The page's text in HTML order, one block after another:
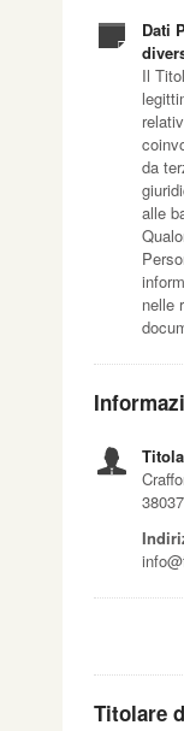
Dati
Il
da
alle
nelle
Titolare